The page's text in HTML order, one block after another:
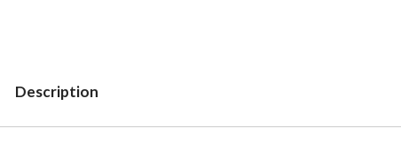
Description